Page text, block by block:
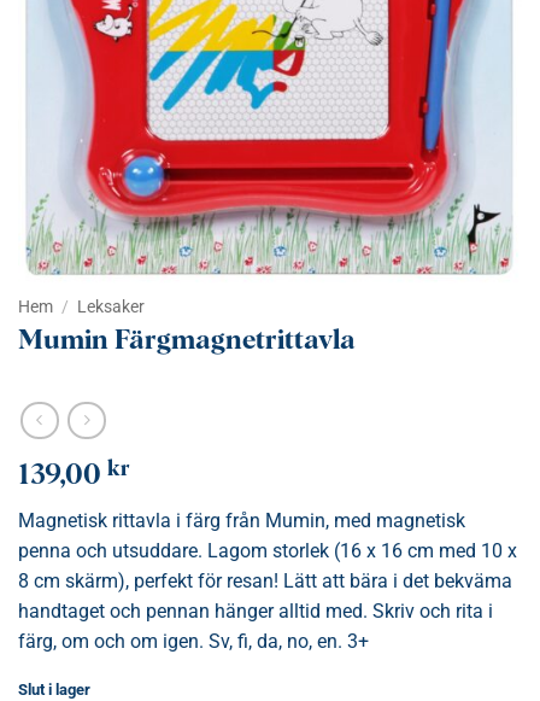
Hem / Leksaker
Mumin Färgmagnetrittavla
139,00 kr
Magnetisk rittavla i färg från Mumin, med magnetisk
penna och utsuddare. Lagom storlek (16 x 16 cm med 10 x
8 cm skärm), perfekt för resan! Lätt att bära i det bekväma
handtaget och pennan hänger alltid med. Skriv och rita i
färg, om och om igen. Sv, fi, da, no, en. 3+
Slut i lager